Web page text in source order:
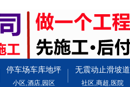
停车场车库地坪
小区,酒店,园区
无震动止滑坡道
社区,商超,医院